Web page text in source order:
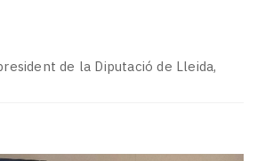
de la Diputació de Lleida,